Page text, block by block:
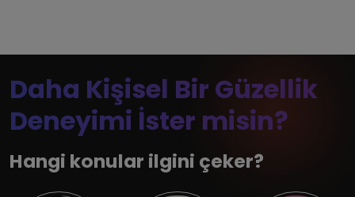
Daha Kişisel Bir Güzellik
Deneyimi İster misin?
Hangi konular ilgini çeker?